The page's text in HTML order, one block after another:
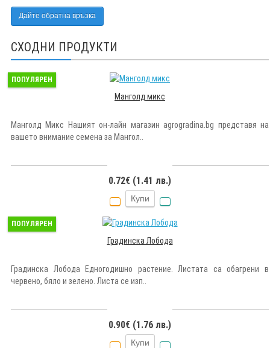
Дайте обратна връзка
СХОДНИ ПРОДУКТИ
ПОПУЛЯРЕН
Манголд микс
Манголд Микс Нашият он-лайн магазин agrogradina.bg представя на
вашето внимание семена за Мангол..
0.72€ (1.41 лв.)
Купи
ПОПУЛЯРЕН
Градинска Лобода
Градинска Лобода Едногодишно растение. Листата са обагрени в
червено, бяло и зелено. Листа се изп..
0.90€ (1.76 лв.)
Купи